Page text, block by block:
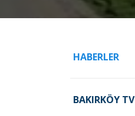
HABERLER
BAKIRKÖY TV